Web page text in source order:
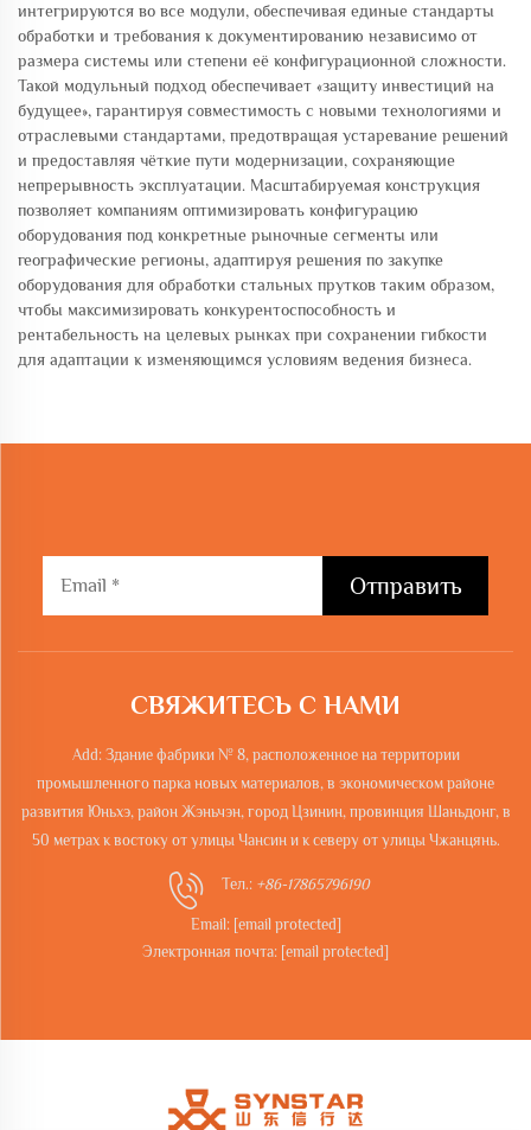
интегрируются во все модули, обеспечивая единые стандарты
обработки и требования к документированию независимо от
размера системы или степени её конфигурационной сложности.
Такой модульный подход обеспечивает «защиту инвестиций на
будущее», гарантируя совместимость с новыми технологиями и
отраслевыми стандартами, предотвращая устаревание решений
и предоставляя чёткие пути модернизации, сохраняющие
непрерывность эксплуатации. Масштабируемая конструкция
позволяет компаниям оптимизировать конфигурацию
оборудования под конкретные рыночные сегменты или
географические регионы, адаптируя решения по закупке
оборудования для обработки стальных прутков таким образом,
чтобы максимизировать конкурентоспособность и
рентабельность на целевых рынках при сохранении гибкости
для адаптации к изменяющимся условиям ведения бизнеса.
Отправить
СВЯЖИТЕСЬ С НАМИ
Add: Здание фабрики № 8, расположенное на территории
промышленного парка новых материалов, в экономическом районе
развития Юньхэ, район Жэньчэн, город Цзинин, провинция Шаньдонг, в
50 метрах к востоку от улицы Чансин и к северу от улицы Чжанцянь.
Тел.: +86-17865796190
Email: [email protected]
Электронная почта: [email protected]